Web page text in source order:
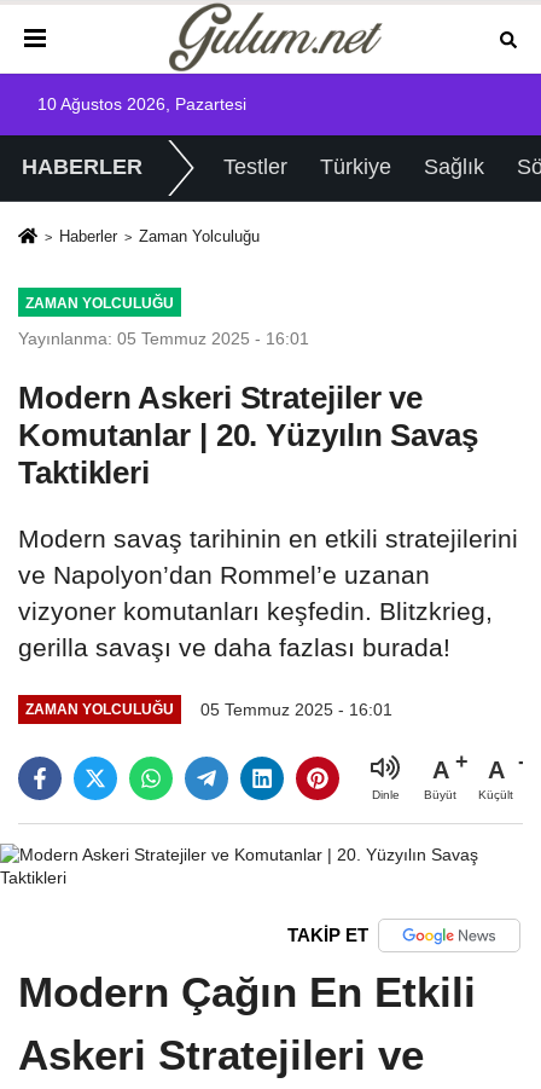
10 Ağustos 2026, Pazartesi
HABERLER Testler Türkiye Sağlık
Haberler Zaman Yolculuğu
ZAMAN YOLCULUĞU
Yayınlanma: 05 Temmuz 2025 - 16:01
Modern Askeri Stratejiler ve
Komutanlar | 20. Yüzyılın Savaş
Taktikleri
Modern savaş tarihinin en etkili stratejilerini
ve Napolyon’dan Rommel’e uzanan
vizyoner komutanları keşfedin. Blitzkrieg,
gerilla savaşı ve daha fazlası burada!
ZAMAN YOLCULUĞU 05 Temmuz 2025 - 16:01
Dinle
A
Büyüt
A
Küçült
TAKİP ET
Modern Çağın En Etkili
Askeri Stratejileri ve